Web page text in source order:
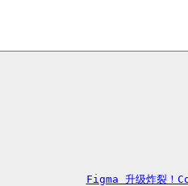
Figma 升级炸裂！